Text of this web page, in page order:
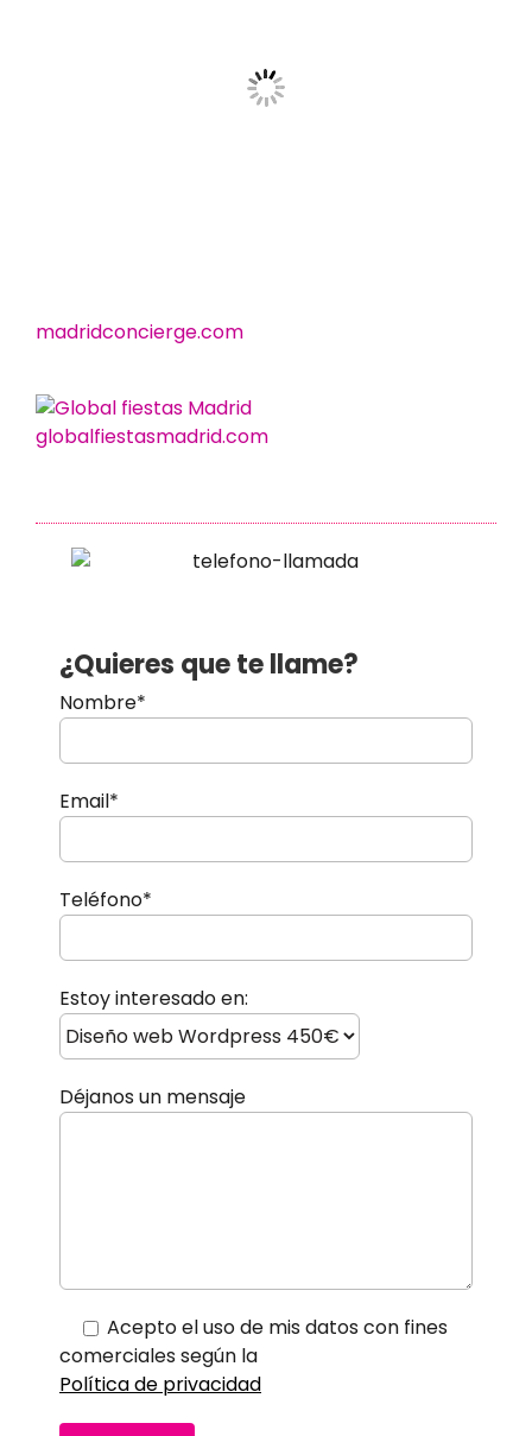
madridconcierge.com
globalfiestasmadrid.com
¿Quieres que te llame?
Nombre*
Email*
Teléfono*
Estoy interesado en:
Déjanos un mensaje
Acepto el uso de mis datos con fines
comerciales según la
Política de privacidad